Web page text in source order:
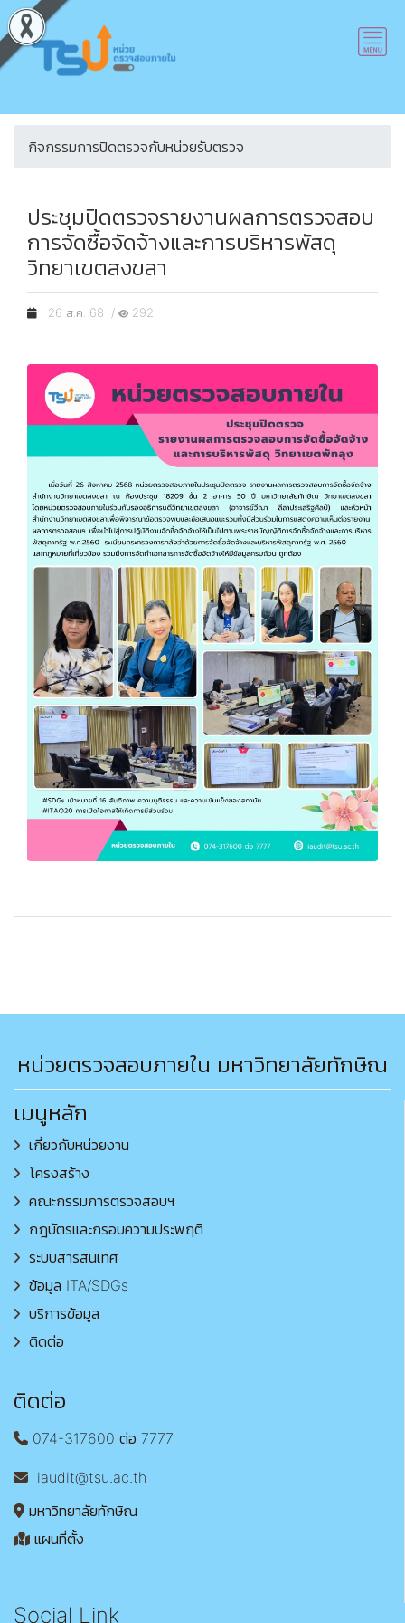
กิจกรรมการปิดตรวจกับหน่วยรับตรวจ
ประชุมปิดตรวจรายงานผลการตรวจสอบ
การจัดซื้อจัดจ้างและการบริหารพัสดุ
วิทยาเขตสงขลา
26 ส.ค. 68 / 292
หน่วยตรวจสอบภายใน มหาวิทยาลัยทักษิณ
เมนูหลัก
เกี่ยวกับหน่วยงาน
โครงสร้าง
คณะกรรมการตรวจสอบฯ
กฎบัตรและกรอบความประพฤติ
ระบบสารสนเทศ
ข้อมูล ITA/SDGs
บริการข้อมูล
ติดต่อ
ติดต่อ
074-317600 ต่อ 7777
iaudit@tsu.ac.th
มหาวิทยาลัยทักษิณ
แผนที่ตั้ง
Social Link